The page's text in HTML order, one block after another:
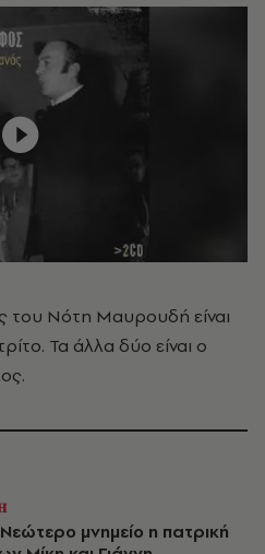
του Νότη Μαυρουδή είναι
Τα άλλα δύο είναι ο
μνημείο η πατρική